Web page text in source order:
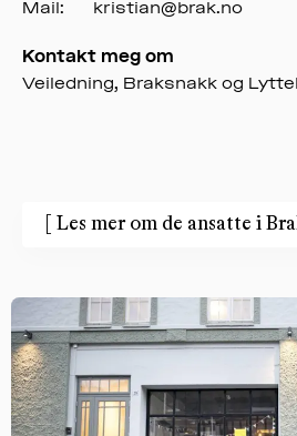
Mail: kristian@brak.no
Kontakt meg om
Veiledning, Braksnakk og
Les mer om de ansatte i